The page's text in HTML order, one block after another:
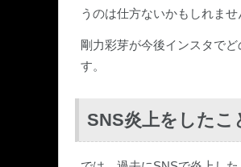
うのは仕方ないかもしれませ
剛力彩芽が今後インスタで
す。
SNS炎上をしたこ